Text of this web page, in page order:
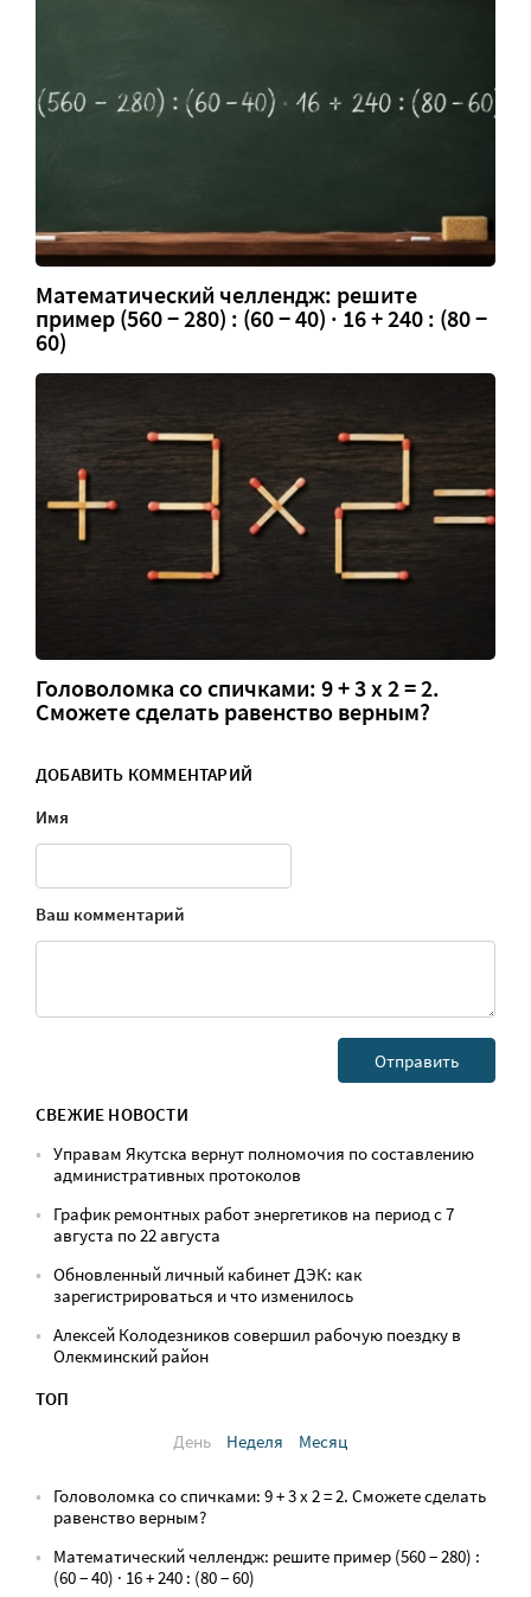
Математический челлендж: решите
пример (560 − 280) : (60 − 40) · 16 + 240 : (80 −
60)
Головоломка со спичками: 9 + 3 х 2 = 2.
Сможете сделать равенство верным?
ДОБАВИТЬ КОММЕНТАРИЙ
Имя
Ваш комментарий
СВЕЖИЕ НОВОСТИ
Управам Якутска вернут полномочия по составлению
административных протоколов
График ремонтных работ энергетиков на период с 7
августа по 22 августа
Обновленный личный кабинет ДЭК: как
зарегистрироваться и что изменилось
Алексей Колодезников совершил рабочую поездку в
Олекминский район
ТОП
День
Неделя Месяц
Головоломка со спичками: 9 + 3 х 2 = 2. Сможете сделать
равенство верным?
Математический челлендж: решите пример (560 − 280) :
(60 − 40) · 16 + 240 : (80 − 60)